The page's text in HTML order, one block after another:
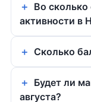
Во сколько
активности в
Сколько
Будет ли
августа?